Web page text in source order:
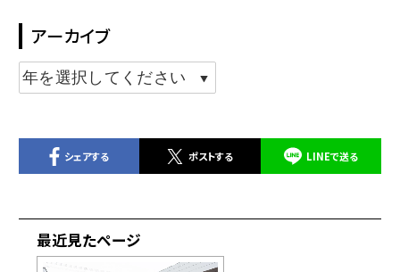
アーカイブ
シェアする ポストする LINEで送る
最近見たページ